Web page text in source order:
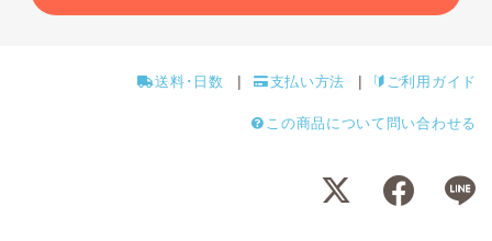
送料･日数 支払い方法 ご利用ガイド
この商品について問い合わせる